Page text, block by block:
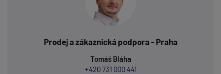
Prodej a zákaznická podpora - Praha
Tomáš Bláha
+420 731 000 441